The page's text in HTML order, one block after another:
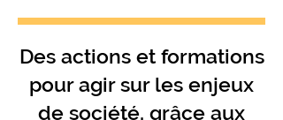
Des actions et formations
pour agir sur les enjeux
de société, grâce aux